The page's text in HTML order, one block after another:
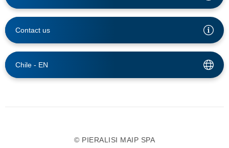
Contact us
Chile - EN
© PIERALISI MAIP SPA